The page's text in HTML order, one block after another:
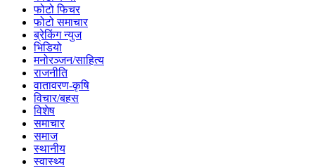
फोटो फिचर
फोटो समाचार
ब्रेकिंग न्युज
भिडियो
मनोरञ्जन/साहित्य
राजनीति
वातावरण-कृषि
विचार/बहस
विशेष
समाचार
समाज
स्थानीय
स्वास्थ्य